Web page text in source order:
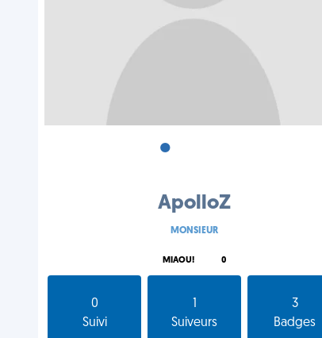
•
ApolloZ
MONSIEUR
MIAOU! 0
0
Suivi
Suiveurs
3
Badges